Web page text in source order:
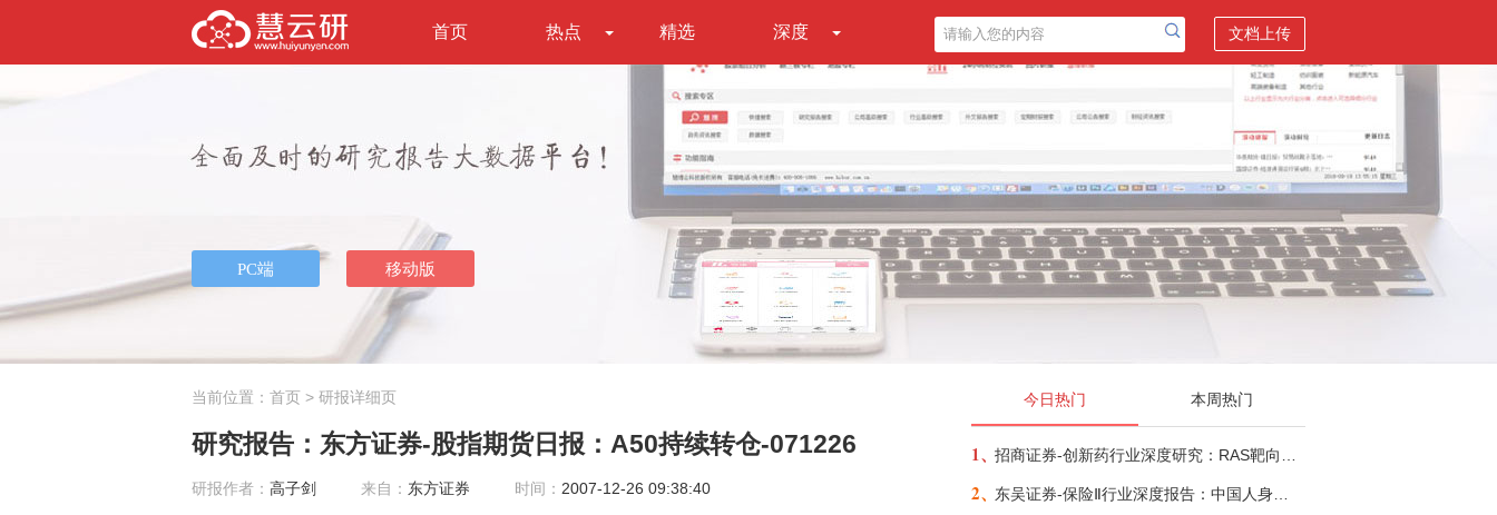
首页 热点 精选 深度 文档上传
当前位置： 首页 > 研报详细页
研究报告：东方证券-股指期货日报：A50持续转仓-071226
研报作者： 高子剑 来自： 东方证券 时间： 2007-12-26 09:38:40
今日热门 本周热门
1、
2、